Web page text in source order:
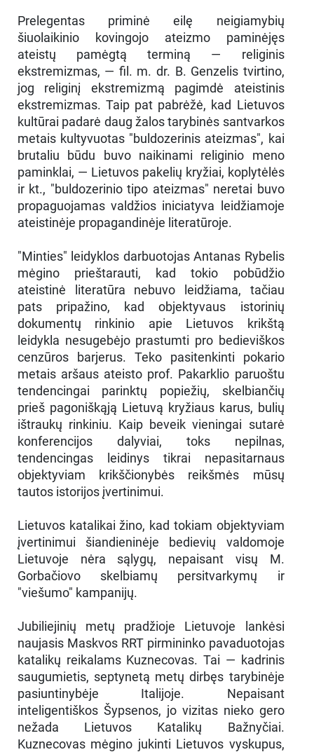
Prelegentas priminė eilę neigiamybių
šiuolaikinio kovingojo ateizmo paminėjęs
ateistų pamėgtą terminą — religinis
ekstremizmas, — fil. m. dr. B. Genzelis tvirtino,
jog religinį ekstremizmą pagimdė ateistinis
ekstremizmas. Taip pat pabrėžė, kad Lietuvos
kultūrai padarė daug žalos tarybinės santvarkos
metais kultyvuotas "buldozerinis ateizmas", kai
brutaliu būdu buvo naikinami religinio meno
paminklai, — Lietuvos pakelių kryžiai, koplytėlės
ir kt., "buldozerinio tipo ateizmas" neretai buvo
propaguojamas valdžios iniciatyva leidžiamoje
ateistinėje propagandinėje literatūroje.
"Minties" leidyklos darbuotojas Antanas Rybelis
mėgino prieštarauti, kad tokio pobūdžio
ateistinė literatūra nebuvo leidžiama, tačiau
pats pripažino, kad objektyvaus istorinių
dokumentų rinkinio apie Lietuvos krikštą
leidykla nesugebėjo prastumti pro bedieviškos
cenzūros barjerus. Teko pasitenkinti pokario
metais aršaus ateisto prof. Pakarklio paruoštu
tendencingai parinktų popiežių, skelbiančių
prieš pagoniškąją Lietuvą kryžiaus karus, bulių
ištraukų rinkiniu. Kaip beveik vieningai sutarė
konferencijos dalyviai, toks nepilnas,
tendencingas leidinys tikrai nepasitarnaus
objektyviam krikščionybės reikšmės mūsų
tautos istorijos įvertinimui.
Lietuvos katalikai žino, kad tokiam objektyviam
įvertinimui šiandieninėje bedievių valdomoje
Lietuvoje nėra sąlygų, nepaisant visų M.
Gorbačiovo skelbiamų persitvarkymų ir
"viešumo" kampanijų.
Jubiliejinių metų pradžioje Lietuvoje lankėsi
naujasis Maskvos RRT pirmininko pavaduotojas
katalikų reikalams Kuznecovas. Tai — kadrinis
saugumietis, septynetą metų dirbęs tarybinėje
pasiuntinybėje Italijoje. Nepaisant
inteligentiškos Šypsenos, jo vizitas nieko gero
nežada Lietuvos Katalikų Bažnyčiai.
Kuznecovas mėgino jukinti Lietuvos vyskupus,